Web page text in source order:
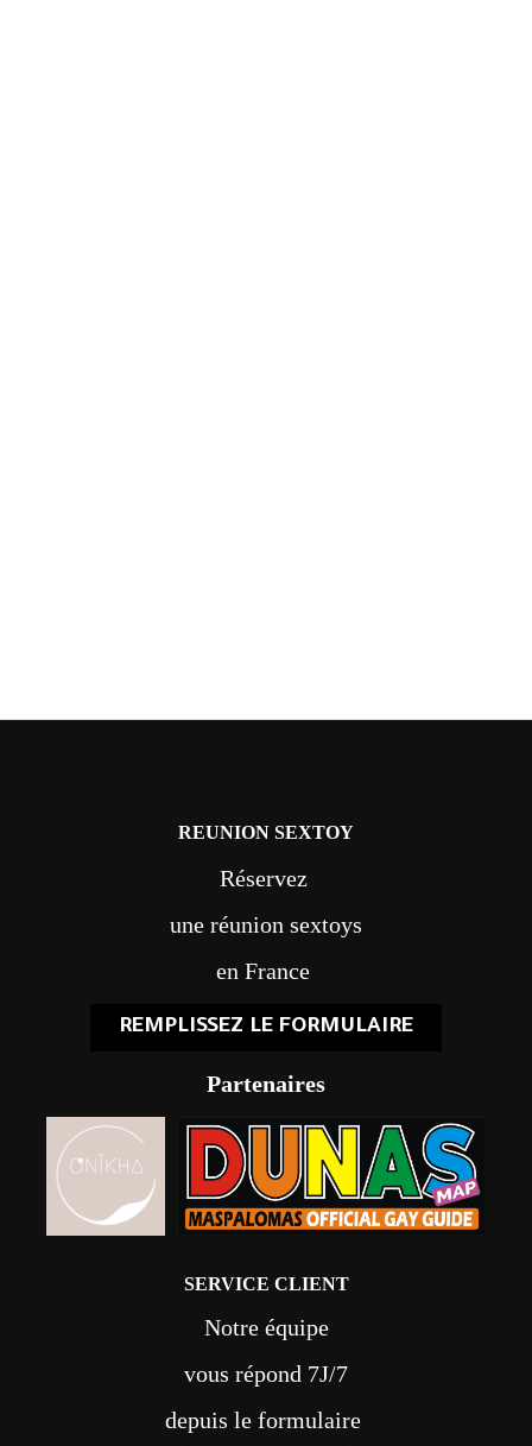
REUNION SEXTOY
Réservez
une réunion sextoys
en France
REMPLISSEZ LE FORMULAIRE
Partenaires
SERVICE CLIENT
Notre équipe
vous répond 7J/7
depuis le formulaire